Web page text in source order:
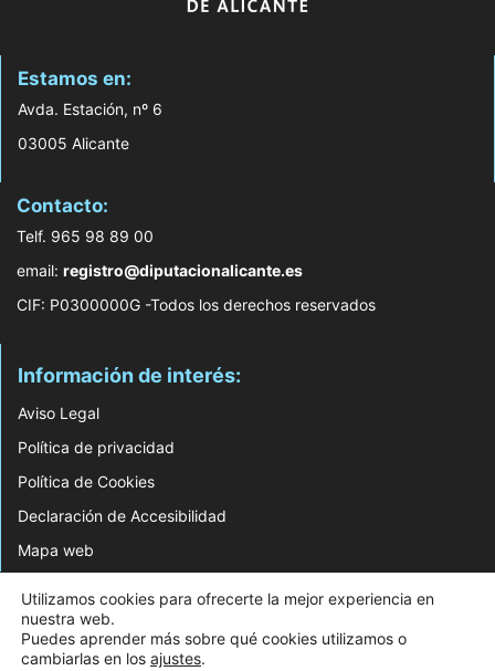
Estamos en:
Avda. Estación, nº 6
03005 Alicante
Contacto:
Telf. 965 98 89 00
email: registro@diputacionalicante.es
CIF: P0300000G -Todos los derechos reservados
Información de interés:
Aviso Legal
Política de privacidad
Política de Cookies
Declaración de Accesibilidad
Mapa web
© 2026 Web Desarrollada por el Servicio de Informática de Diputación de
Utilizamos cookies para ofrecerte la mejor experiencia en
nuestra web.
Puedes aprender más sobre qué cookies utilizamos o
cambiarlas en los ajustes.